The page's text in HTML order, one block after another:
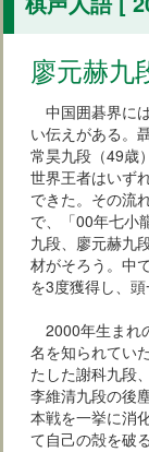
廖元赫九
中国囲碁界に
い伝えがある。
常昊九段（49歳
世界王者はいず
できた。その流
で、「00年七小
九段、廖元赫九
材がそろう。中
を3度獲得し、頭
2000年生まれ
名を知られてい
たした謝科九段
李維清九段の後
本戦を一挙に消
て自己の殻を破